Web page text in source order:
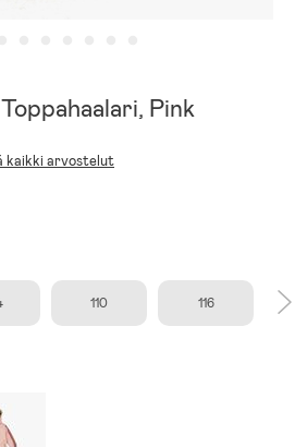
Pink
kaikki arvostelut
110 116